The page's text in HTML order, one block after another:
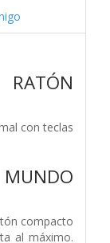
con teclas
compacto
al máximo.